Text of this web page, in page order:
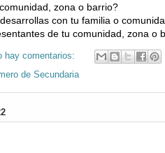
zona o barrio?
con tu familia o
de tu comunidad, zona o
hay comentarios:
de Secundaria